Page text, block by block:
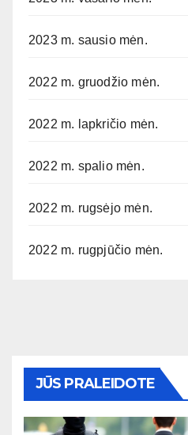
2023 m. sausio mėn.
2022 m. gruodžio mėn.
2022 m. lapkričio mėn.
2022 m. spalio mėn.
2022 m. rugsėjo mėn.
2022 m. rugpjūčio mėn.
JŪS PRALEIDOTE